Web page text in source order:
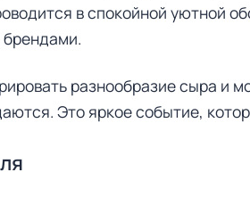
в спокойной уютной
разнообразие сыра и
Это яркое событие,